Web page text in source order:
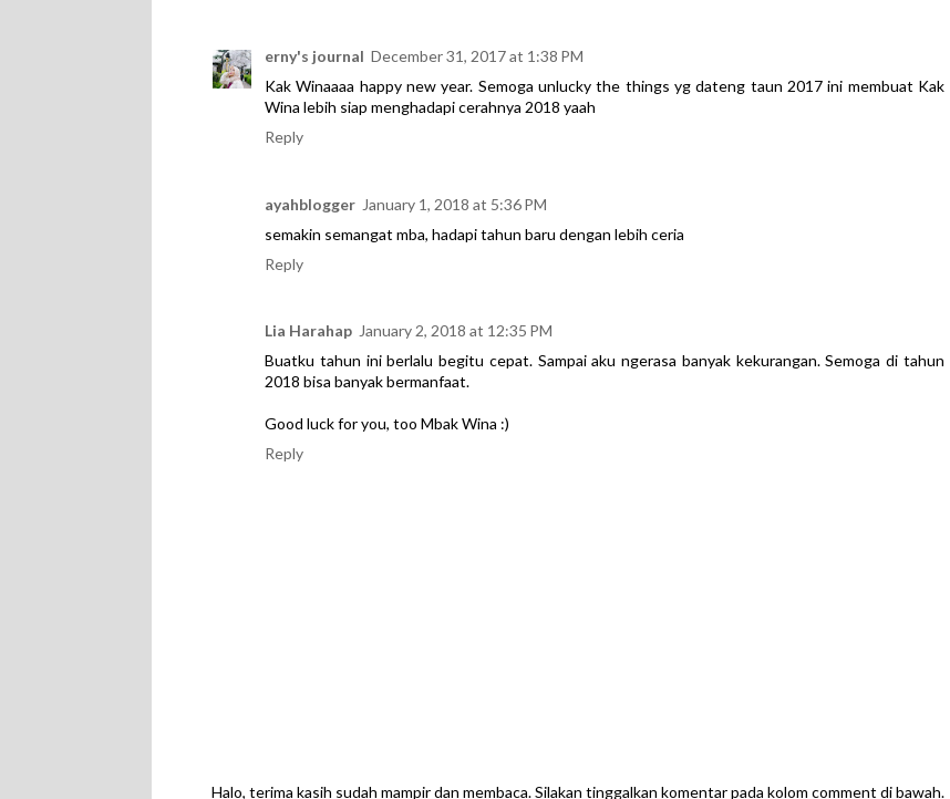
erny's journal December 31, 2017 at 1:38 PM
Kak Winaaaa happy new year. Semoga unlucky the things yg dateng taun 2017 ini membuat Kak
Wina lebih siap menghadapi cerahnya 2018 yaah
Reply
ayahblogger January 1, 2018 at 5:36 PM
semakin semangat mba, hadapi tahun baru dengan lebih ceria
Reply
Lia Harahap January 2, 2018 at 12:35 PM
Buatku tahun ini berlalu begitu cepat. Sampai aku ngerasa banyak kekurangan. Semoga di tahun
2018 bisa banyak bermanfaat.
Good luck for you, too Mbak Wina :)
Reply
Halo, terima kasih sudah mampir dan membaca. Silakan tinggalkan komentar pada kolom comment di bawah.